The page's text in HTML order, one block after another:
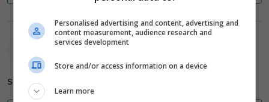
sygnaliści do działania
Personalised advertising and content, advertising and
content measurement, audience research and
services development
Store and/or access information on a device
Learn more